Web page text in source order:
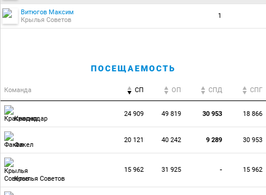
Витюгов Максим
Крылья Советов
1
ПОСЕЩАЕМОСТЬ
Команда СП ОП CПД CПГ
Краснодар
24 909 49 819 30 953 18 866
Факел
20 121 40 242 9 289 30 953
Крылья Советов
15 962 31 925 - 15 962